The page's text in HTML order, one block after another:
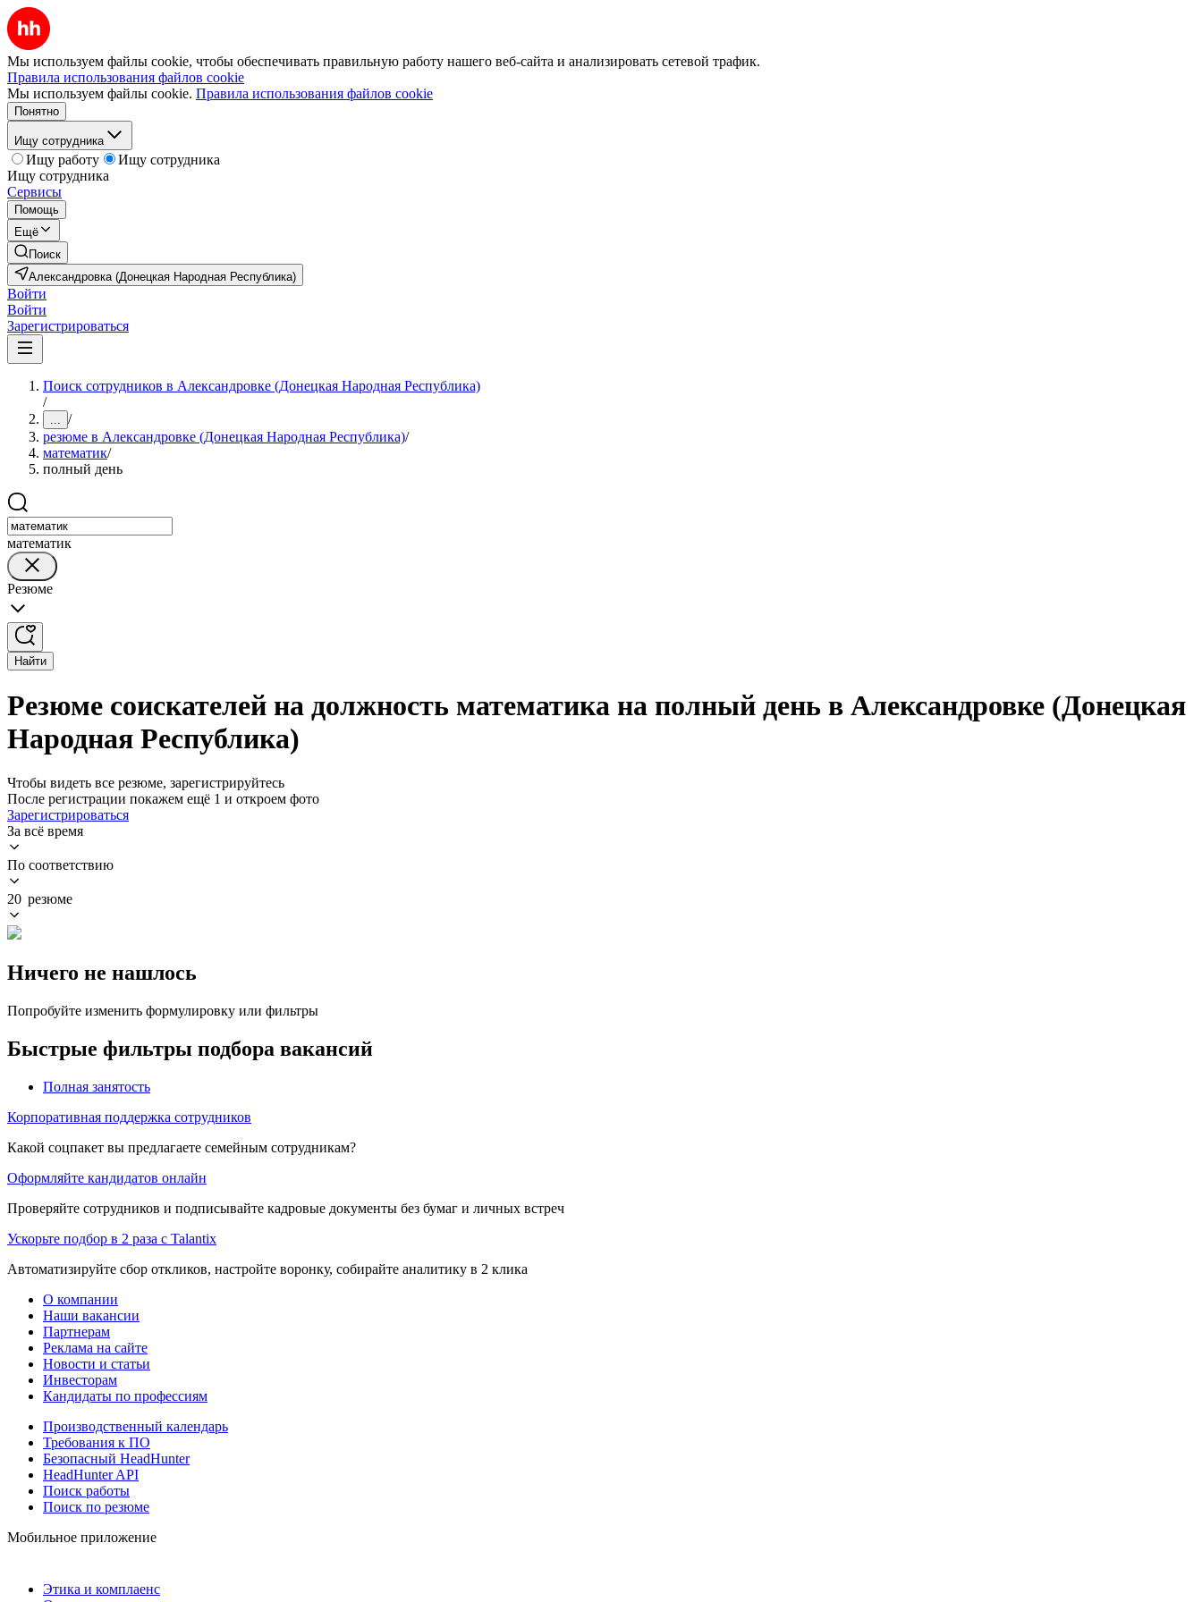
Мы используем файлы cookie, чтобы обеспечивать правильную работу нашего веб-сайта и анализировать сетевой трафик.
Правила использования файлов cookie
Мы используем файлы cookie. Правила использования файлов cookie
Понятно
Ищу сотрудника
Ищу работу
Ищу сотрудника
Ищу сотрудника
Сервисы
Помощь
Ещё
Поиск
Александровка (Донецкая Народная Республика)
Войти
Войти
Зарегистрироваться
Поиск сотрудников в Александровке (Донецкая Народная Республика)
/
... /
резюме в Александровке (Донецкая Народная Республика)/
математик/
полный день
математик
Резюме
Найти
Резюме соискателей на должность математика на полный день в Александровке (Донецкая
Народная Республика)
Чтобы видеть все резюме, зарегистрируйтесь
После регистрации покажем ещё 1 и откроем фото
Зарегистрироваться
За всё время
По соответствию
20 резюме
Ничего не нашлось
Попробуйте изменить формулировку или фильтры
Быстрые фильтры подбора вакансий
Полная занятость
Корпоративная поддержка сотрудников
Какой соцпакет вы предлагаете семейным сотрудникам?
Оформляйте кандидатов онлайн
Проверяйте сотрудников и подписывайте кадровые документы без бумаг и личных встреч
Ускорьте подбор в 2 раза с Talantix
Автоматизируйте сбор откликов, настройте воронку, собирайте аналитику в 2 клика
О компании
Наши вакансии
Партнерам
Реклама на сайте
Новости и статьи
Инвесторам
Кандидаты по профессиям
Производственный календарь
Требования к ПО
Безопасный HeadHunter
HeadHunter API
Поиск работы
Поиск по резюме
Мобильное приложение
Этика и комплаенс